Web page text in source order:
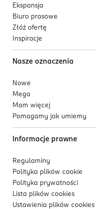
Ekspansja
Biuro prasowe
Złóż ofertę
Inspiracje
Nasze oznaczenia
Nowe
Mega
Mam więcej
Pomagamy jak umiemy
Informacje prawne
Regulaminy
Polityka plików cookie
Polityka prywatności
Lista plików cookies
Ustawienia plików cookies